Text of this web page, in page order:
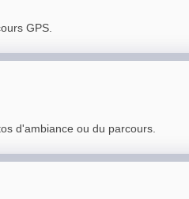
GPS.
d'ambiance ou du parcours.